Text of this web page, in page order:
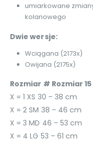
umiarkowane
kolanowego
Dwie wersje:
Wciągana (2173x)
Owijana (2175x)
Rozmiar # Rozmiar
X = 1 XS 30 – 38 cm
X = 2 SM 38 – 46 cm
X = 3 MD 46 – 53 cm
X = 4 LG 53 – 61 cm